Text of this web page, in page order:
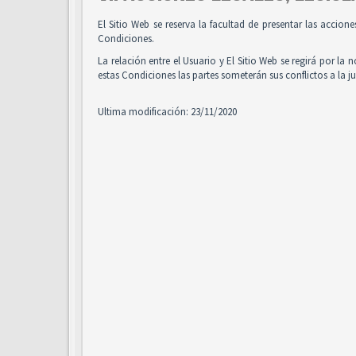
El Sitio Web se reserva la facultad de presentar las
Condiciones.
La relación entre el Usuario y El Sitio Web se regirá por
estas Condiciones las partes someterán sus conflictos a
Ultima modificación: 23/11/2020